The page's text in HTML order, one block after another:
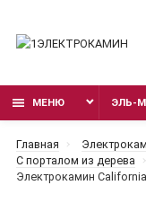
МЕНЮ ЭЛЬ-
Главная
С порталом из дерева
Электрокамин